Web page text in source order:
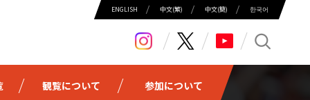
ENGLISH 中⽂(繁) 中⽂(簡) 한국어
観覧について 参加について